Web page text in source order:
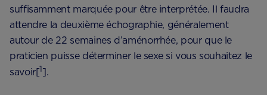
suffisamment marquée pour être interprétée. Il faudra
attendre la deuxième échographie, généralement
autour de 22 semaines d’aménorrhée, pour que le
praticien puisse déterminer le sexe si vous souhaitez le
savoir[1].